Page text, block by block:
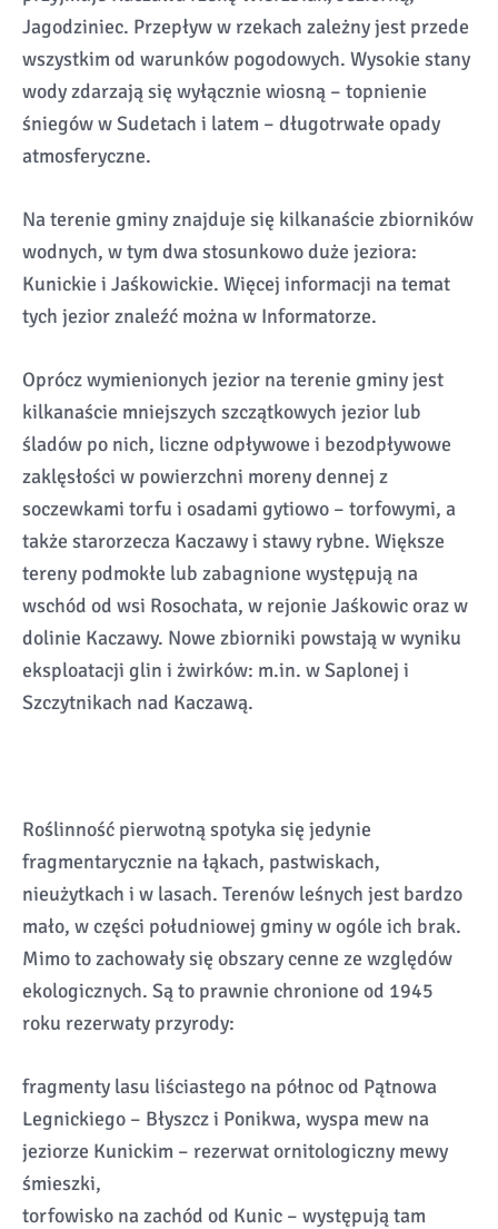
Jagodziniec. Przepływ w rzekach zależny jest przede
wszystkim od warunków pogodowych. Wysokie stany
wody zdarzają się wyłącznie wiosną – topnienie
śniegów w Sudetach i latem – długotrwałe opady
atmosferyczne.
Na terenie gminy znajduje się kilkanaście zbiorników
wodnych, w tym dwa stosunkowo duże jeziora:
Kunickie i Jaśkowickie. Więcej informacji na temat
tych jezior znaleźć można w Informatorze.
Oprócz wymienionych jezior na terenie gminy jest
kilkanaście mniejszych szczątkowych jezior lub
śladów po nich, liczne odpływowe i bezodpływowe
zaklęsłości w powierzchni moreny dennej z
soczewkami torfu i osadami gytiowo – torfowymi, a
także starorzecza Kaczawy i stawy rybne. Większe
tereny podmokłe lub zabagnione występują na
wschód od wsi Rosochata, w rejonie Jaśkowic oraz w
dolinie Kaczawy. Nowe zbiorniki powstają w wyniku
eksploatacji glin i żwirków: m.in. w Saplonej i
Szczytnikach nad Kaczawą.
Roślinność pierwotną spotyka się jedynie
fragmentarycznie na łąkach, pastwiskach,
nieużytkach i w lasach. Terenów leśnych jest bardzo
mało, w części południowej gminy w ogóle ich brak.
Mimo to zachowały się obszary cenne ze względów
ekologicznych. Są to prawnie chronione od 1945
roku rezerwaty przyrody:
fragmenty lasu liściastego na północ od Pątnowa
Legnickiego – Błyszcz i Ponikwa, wyspa mew na
jeziorze Kunickim – rezerwat ornitologiczny mewy
śmieszki,
torfowisko na zachód od Kunic – występują tam